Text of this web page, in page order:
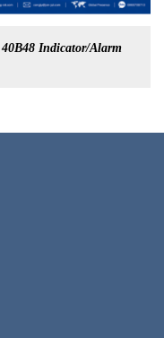
40B48 Indicator/Alarm